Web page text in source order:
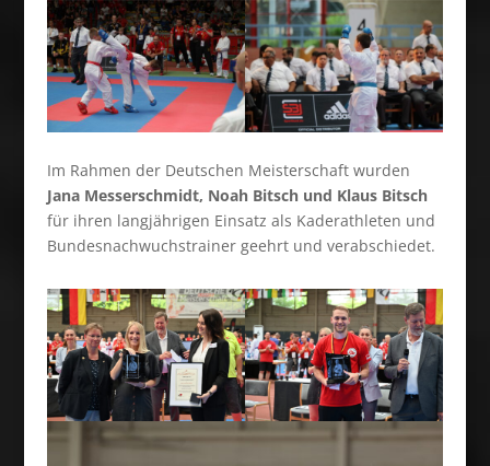
Im Rahmen der Deutschen Meisterschaft wurden
Jana Messerschmidt, Noah Bitsch und Klaus Bitsch
für ihren langjährigen Einsatz als Kaderathleten und
Bundesnachwuchstrainer geehrt und verabschiedet.